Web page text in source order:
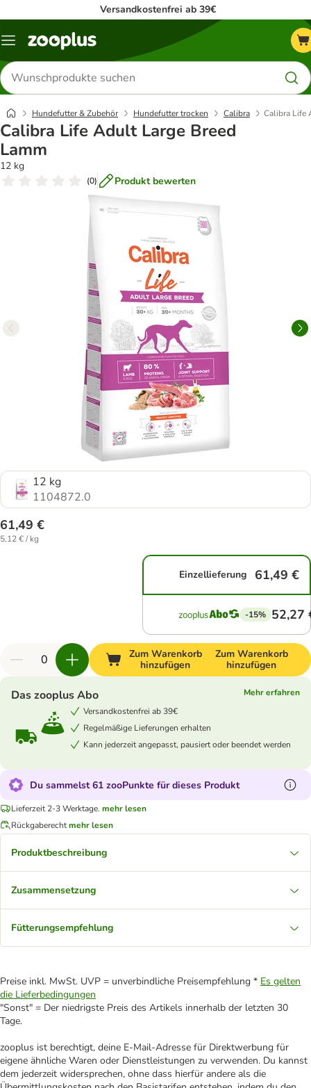
Versandkostenfrei ab 39€
Menü
Produkte
suchen
Hundefutter & Zubehör Hundefutter trocken Calibra Calibra Life
Calibra Life Adult Large Breed
Lamm
12 kg
(0) Produkt bewerten
12 kg
1104872.0
61,49 €
5,12 € / kg
Einzellieferung 61,49 €
-15% 52,27
Zum Warenkorb
hinzufügen
Zum Warenkorb
hinzufügen
Das zooplus Abo
Mehr erfahren
Versandkostenfrei ab 39€
Regelmäßige Lieferungen erhalten
Kann jederzeit angepasst, pausiert oder beendet werden
Du sammelst 61 zooPunkte für dieses Produkt
Lieferzeit 2-3 Werktage. mehr lesen
Rückgaberechtmehr lesen
Produktbeschreibung
Zusammensetzung
Fütterungsempfehlung
Preise inkl. MwSt. UVP = unverbindliche Preisempfehlung * Es gelten
die Lieferbedingungen
"Sonst" = Der niedrigste Preis des Artikels innerhalb der letzten 30
Tage.
zooplus ist berechtigt, deine E-Mail-Adresse für Direktwerbung für
eigene ähnliche Waren oder Dienstleistungen zu verwenden. Du kannst
dem jederzeit widersprechen, ohne dass hierfür andere als die